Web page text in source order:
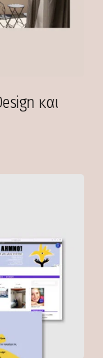
και